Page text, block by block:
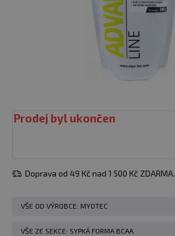
Prodej byl ukončen
Doprava od 49 Kč nad 1 500 Kč ZDARMA.
VŠE OD VÝROBCE: MYOTEC
VŠE ZE SEKCE: SYPKÁ FORMA BCAA